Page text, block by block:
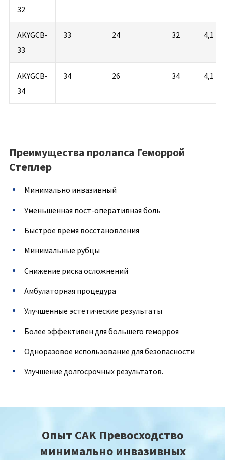
32
AKYGCB-
33
33 24 32 4,1
AKYGCB-
34
34 26 34 4,1
Преимущества пролапса Геморрой
Степлер
Минимально инвазивный
Уменьшенная пост-оперативная боль
Быстрое время восстановления
Минимальные рубцы
Снижение риска осложнений
Амбулаторная процедура
Улучшенные эстетические результаты
Более эффективен для большего геморроя
Одноразовое использование для безопасности
Улучшение долгосрочных результатов.
Опыт CAK Превосходство
минимально инвазивных